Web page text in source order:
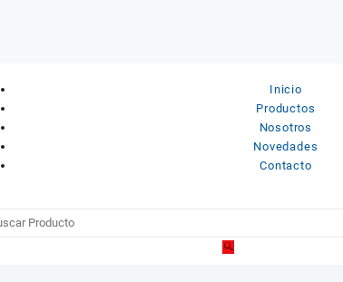
Inicio
Productos
Nosotros
Novedades
Contacto